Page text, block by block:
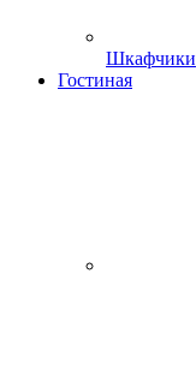
Шкафчики
Гостиная